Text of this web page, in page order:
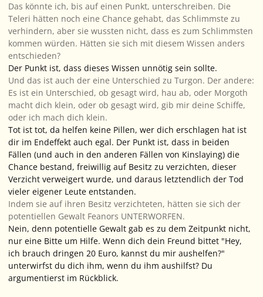
Das könnte ich, bis auf einen Punkt, unterschreiben. Die
Teleri hätten noch eine Chance gehabt, das Schlimmste zu
verhindern, aber sie wussten nicht, dass es zum Schlimmsten
kommen würden. Hätten sie sich mit diesem Wissen anders
entschieden?
Der Punkt ist, dass dieses Wissen unnötig sein sollte.
Und das ist auch der eine Unterschied zu Turgon. Der andere:
Es ist ein Unterschied, ob gesagt wird, hau ab, oder Morgoth
macht dich klein, oder ob gesagt wird, gib mir deine Schiffe,
oder ich mach dich klein.
Tot ist tot, da helfen keine Pillen, wer dich erschlagen hat ist
dir im Endeffekt auch egal. Der Punkt ist, dass in beiden
Fällen (und auch in den anderen Fällen von Kinslaying) die
Chance bestand, freiwillig auf Besitz zu verzichten, dieser
Verzicht verweigert wurde, und daraus letztendlich der Tod
vieler eigener Leute entstanden.
Indem sie auf ihren Besitz verzichteten, hätten sie sich der
potentiellen Gewalt Feanors UNTERWORFEN.
Nein, denn potentielle Gewalt gab es zu dem Zeitpunkt nicht,
nur eine Bitte um Hilfe. Wenn dich dein Freund bittet "Hey,
ich brauch dringen 20 Euro, kannst du mir aushelfen?"
unterwirfst du dich ihm, wenn du ihm aushilfst? Du
argumentierst im Rückblick.